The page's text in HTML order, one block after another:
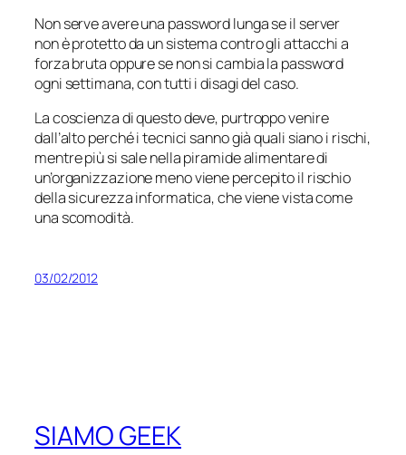
Non serve avere una password lunga se il server
non è protetto da un sistema contro gli attacchi a
forza bruta oppure se non si cambia la password
ogni settimana, con tutti i disagi del caso.
La coscienza di questo deve, purtroppo venire
dall’alto perché i tecnici sanno già quali siano i rischi,
mentre più si sale nella piramide alimentare di
un’organizzazione meno viene percepito il rischio
della sicurezza informatica, che viene vista come
una scomodità.
03/02/2012
SIAMO GEEK